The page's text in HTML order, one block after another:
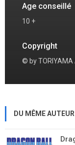
Age conseillé
10 +
Copyright
© by
DU MÊME AUTEUR